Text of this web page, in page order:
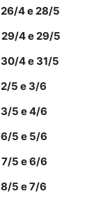
26/4 e 28/5
29/4 e 29/5
30/4 e 31/5
2/5 e 3/6
3/5 e 4/6
6/5 e 5/6
7/5 e 6/6
8/5 e 7/6